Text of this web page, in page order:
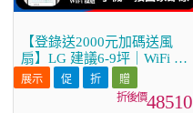
【登錄送2000元加碼送風
扇】LG 建議6-9坪｜WiFi 雙
迴轉變頻空調｜極淨2.0系列
｜AI 氣流 & 奈米離子 (LS-
48510